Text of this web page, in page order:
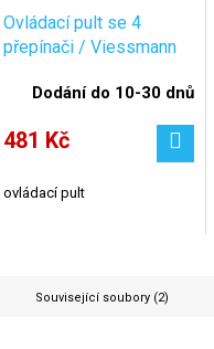
Ovládací pult se 4
přepínači / Viessmann
Dodání do 10-30 dnů
481 Kč
ovládací pult
Související soubory (2)